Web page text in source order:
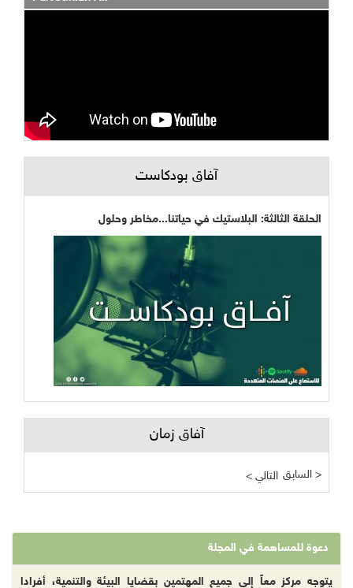
آفاق بودكاست
الحلقة الثالثة: البلاستيك في حياتنا...مخاطر وحلول
آفاق زمان
< التالي السابق >
دعوة للمساهمة في المجلة
يتوجه مركز معاً إلى جميع المهتمين بقضايا البيئة والتنمية، أفرادا